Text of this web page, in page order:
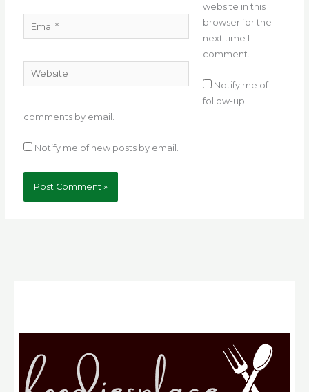
Email*
Website
website in this
browser for the
next time I
comment.
Notify me of
follow-up
comments by email.
Notify me of new posts by email.